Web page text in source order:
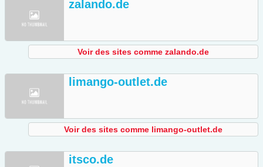
zalando.de
Voir des sites comme zalando.de
limango-outlet.de
Voir des sites comme limango-outlet.de
itsco.de